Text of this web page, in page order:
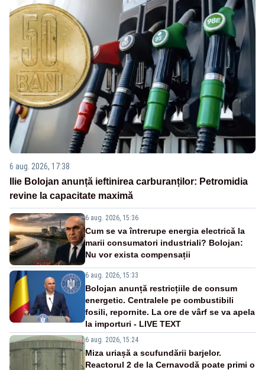
6 aug. 2026, 17:38
Ilie Bolojan anunță ieftinirea carburanților: Petromidia
revine la capacitate maximă
6 aug. 2026, 15:36
Cum se va întrerupe energia electrică la
marii consumatori industriali? Bolojan:
Nu vor exista compensații
6 aug. 2026, 15:33
Bolojan anunță restricțiile de consum
energetic. Centralele pe combustibili
fosili, repornite. La ore de vârf se va apela
la importuri - LIVE TEXT
6 aug. 2026, 15:24
Miza uriașă a scufundării barjelor.
Reactorul 2 de la Cernavodă poate primi o